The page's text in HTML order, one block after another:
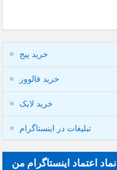
خرید پیج
خرید فالوور
خرید لایک
تبلیغات در اینستاگرام
نماد اعتماد اینستاگرام من